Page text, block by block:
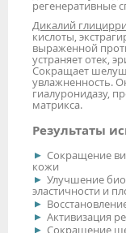
регенеративные
Дикалий
кислоты,
выраженной
устраняет отек,
Сокращает
увлажненность.
гиалуронидазу,
матрикса.
Результаты
Сокращение
кожи
Улучшение
эластичности и
Активизация
Сокращение